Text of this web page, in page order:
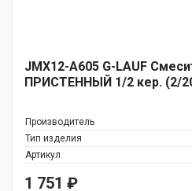
JMX12-A605 G-LAUF
ПРИСТЕННЫЙ 1/2 кер. (2/
Производитель
Тип изделия
Артикул
1 751 ₽